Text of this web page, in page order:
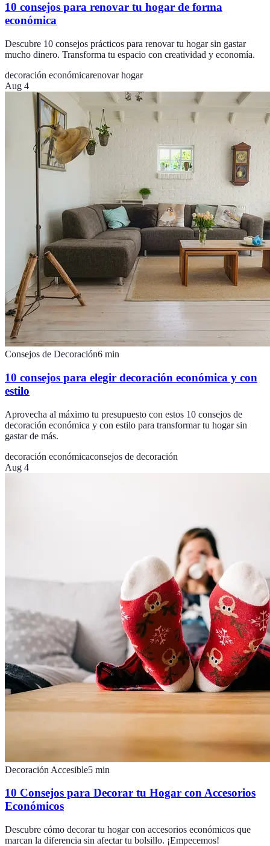
10 consejos para renovar tu hogar de forma
económica
Descubre 10 consejos prácticos para renovar tu hogar sin gastar
mucho dinero. Transforma tu espacio con creatividad y economía.
decoración económicarenovar hogar
Aug 4
Consejos de Decoración6 min
10 consejos para elegir decoración económica y con
estilo
Aprovecha al máximo tu presupuesto con estos 10 consejos de
decoración económica y con estilo para transformar tu hogar sin
gastar de más.
decoración económicaconsejos de decoración
Aug 4
Decoración Accesible5 min
10 Consejos para Decorar tu Hogar con Accesorios
Económicos
Descubre cómo decorar tu hogar con accesorios económicos que
marcan la diferencia sin afectar tu bolsillo. ¡Empecemos!